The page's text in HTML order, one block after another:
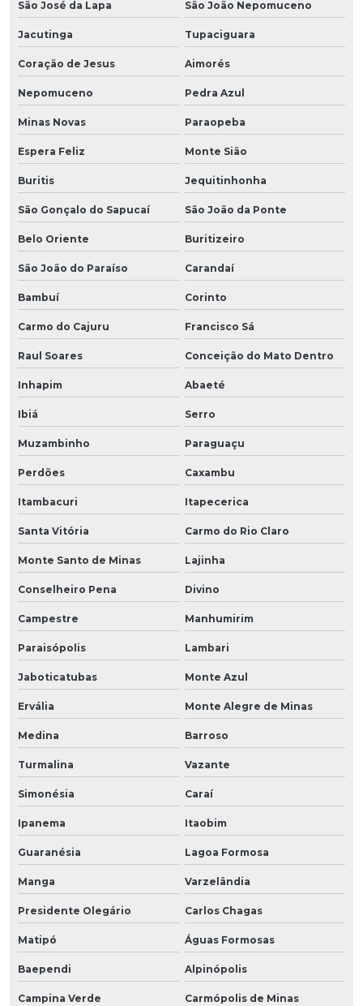
São José da Lapa São João Nepomuceno
Jacutinga Tupaciguara
Coração de Jesus Aimorés
Nepomuceno Pedra Azul
Minas Novas Paraopeba
Espera Feliz Monte Sião
Buritis Jequitinhonha
São Gonçalo do Sapucaí São João da Ponte
Belo Oriente Buritizeiro
São João do Paraíso Carandaí
Bambuí Corinto
Carmo do Cajuru Francisco Sá
Raul Soares Conceição do Mato Dentro
Inhapim Abaeté
Ibiá Serro
Muzambinho Paraguaçu
Perdões Caxambu
Itambacuri Itapecerica
Santa Vitória Carmo do Rio Claro
Monte Santo de Minas Lajinha
Conselheiro Pena Divino
Campestre Manhumirim
Paraisópolis Lambari
Jaboticatubas Monte Azul
Ervália Monte Alegre de Minas
Medina Barroso
Turmalina Vazante
Simonésia Caraí
Ipanema Itaobim
Guaranésia Lagoa Formosa
Manga Varzelândia
Presidente Olegário Carlos Chagas
Matipó Águas Formosas
Baependi Alpinópolis
Campina Verde Carmópolis de Minas